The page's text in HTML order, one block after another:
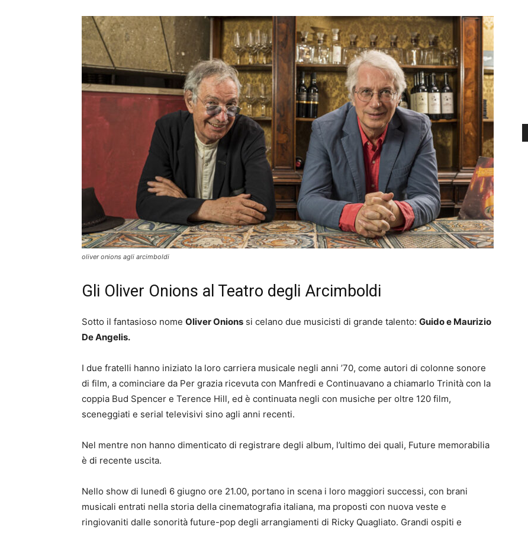
oliver onions agli arcimboldi
Gli Oliver Onions al Teatro degli Arcimboldi
Sotto il fantasioso nome Oliver Onions si celano due musicisti di grande talento: Guido e Maurizio
De Angelis.
I due fratelli hanno iniziato la loro carriera musicale negli anni ’70, come autori di colonne sonore
di film, a cominciare da Per grazia ricevuta con Manfredi e Continuavano a chiamarlo Trinità con la
coppia Bud Spencer e Terence Hill, ed è continuata negli con musiche per oltre 120 film,
sceneggiati e serial televisivi sino agli anni recenti.
Nel mentre non hanno dimenticato di registrare degli album, l’ultimo dei quali, Future memorabilia
è di recente uscita.
Nello show di lunedì 6 giugno ore 21.00, portano in scena i loro maggiori successi, con brani
musicali entrati nella storia della cinematografia italiana, ma proposti con nuova veste e
ringiovaniti dalle sonorità future-pop degli arrangiamenti di Ricky Quagliato. Grandi ospiti e